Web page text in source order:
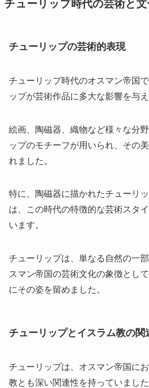
チューリップ時代の芸術と文
チューリップの芸術的表現
チューリップ時代のオスマン帝国
ップが芸術作品に多大な影響を与え
絵画、陶磁器、織物など様々な分
ップのモチーフが用いられ、その
れました。
特に、陶磁器に描かれたチューリ
は、この時代の特徴的な芸術スタ
います。
チューリップは、単なる自然の一
スマン帝国の芸術文化の象徴とし
にその姿を留めました。
チューリップとイスラム教の関
チューリップは、オスマン帝国に
教とも深い関連性を持っていました